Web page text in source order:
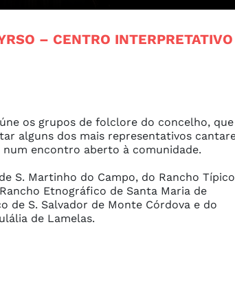
– CENTRO INTERPRETATIVO
os grupos de folclore do concelho, que
alguns dos mais representativos
num encontro aberto à comunidade.
S. Martinho do Campo, do Rancho
Etnográfico de Santa Maria de
de S. Salvador de Monte Córdova e do
de Lamelas.